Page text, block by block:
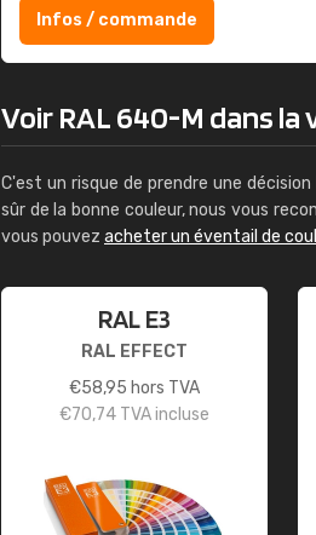
Infos / commande
Voir RAL 640-M dans la
C'est un risque de prendre une
sûr de la bonne couleur, nous vous
vous pouvez acheter un éventail de
RAL E3
RAL EFFECT
€58,95 hors TVA
€70,74 TVA incluse